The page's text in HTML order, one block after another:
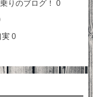
りのブログ！ 0
実 0